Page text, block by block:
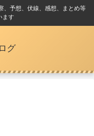
、予想、伏線、感想、まとめ等
ます
グ